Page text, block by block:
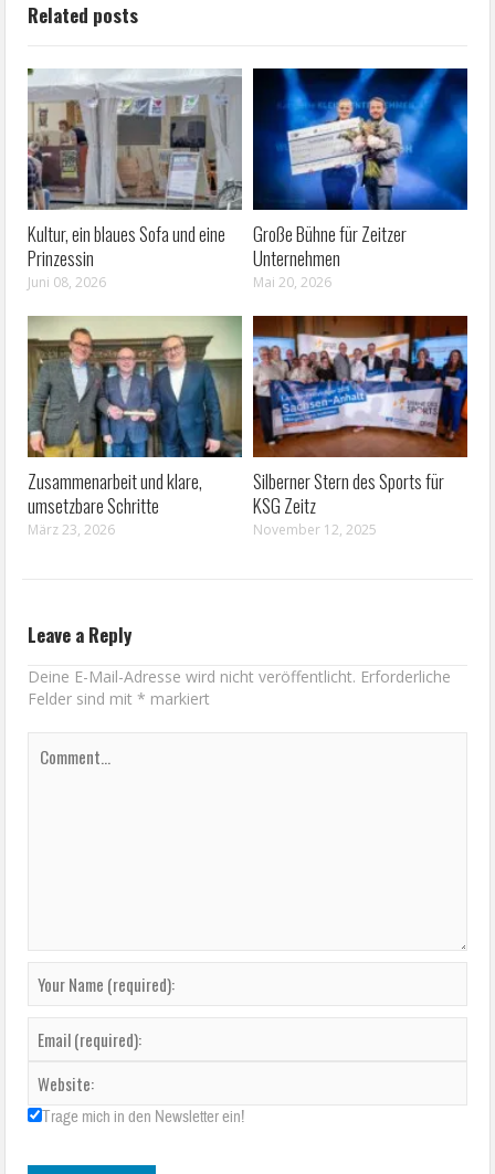
Related posts
Kultur, ein blaues Sofa und eine
Prinzessin
Juni 08, 2026
Große Bühne für Zeitzer
Unternehmen
Mai 20, 2026
Zusammenarbeit und klare,
umsetzbare Schritte
März 23, 2026
Silberner Stern des Sports für
KSG Zeitz
November 12, 2025
Leave a Reply
Deine E-Mail-Adresse wird nicht veröffentlicht. Erforderliche
Felder sind mit* markiert
Trage mich in den Newsletter ein!